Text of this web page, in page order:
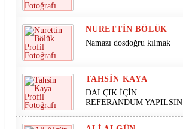
NURETTIN BÖLÜK
Namazı dosdoğru kılmak
TAHSIN KAYA
DALÇIK İÇİN
REFERANDUM YAPILSIN